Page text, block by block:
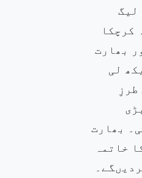
لیگ
کرچکا
بھارت
لی
بھارت
خاتمہ